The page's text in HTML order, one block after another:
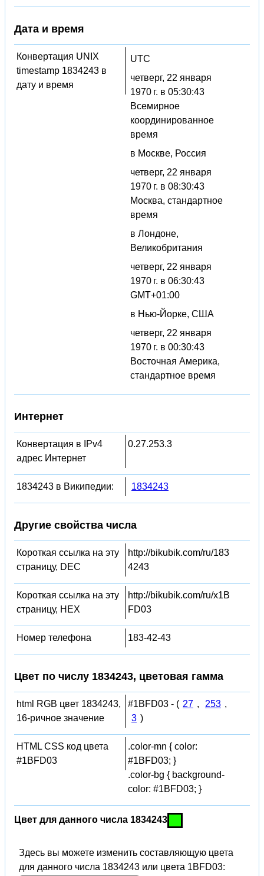
Дата и время
Конвертация UNIX
timestamp 1834243 в
дату и время
UTC
четверг, 22 января
1970 г. в 05:30:43
Всемирное
координированное
время
в Москве, Россия
четверг, 22 января
1970 г. в 08:30:43
Москва, стандартное
время
в Лондоне,
Великобритания
четверг, 22 января
1970 г. в 06:30:43
GMT+01:00
в Нью-Йорке, США
четверг, 22 января
1970 г. в 00:30:43
Восточная Америка,
стандартное время
Интернет
Конвертация в IPv4
адрес Интернет
0.27.253.3
1834243 в Википедии: 1834243
Другие свойства числа
Короткая ссылка на эту
страницу, DEC
http://bikubik.com/ru/183
4243
Короткая ссылка на эту
страницу, HEX
http://bikubik.com/ru/x1B
FD03
Номер телефона 183-42-43
Цвет по числу 1834243, цветовая гамма
html RGB цвет 1834243,
16-ричное значение
#1BFD03 - ( 27 , 253 ,
3 )
HTML CSS код цвета
#1BFD03
.color-mn { color:
#1BFD03; }
.color-bg { background-
color: #1BFD03; }
Цвет для данного числа 1834243
Здесь вы можете изменить составляющую цвета
для данного числа 1834243 или цвета 1BFD03: